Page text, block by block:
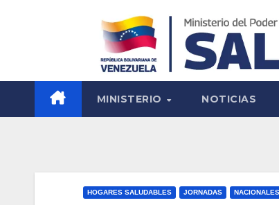
MINISTERIO NOTICIAS
HOGARES SALUDABLES JORNADAS NACIONALES